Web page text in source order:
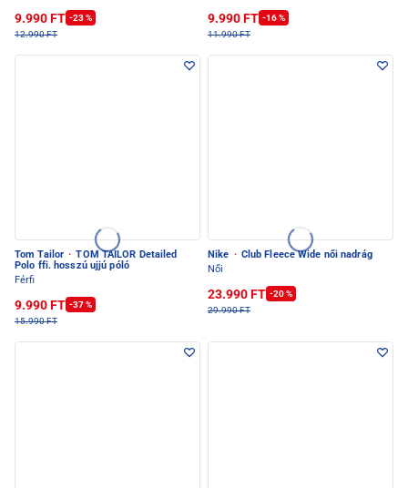
9.990 FT -23 %
12.990 FT
9.990 FT -16 %
11.990 FT
Tom Tailor · TOM TAILOR Detailed
Polo ffi. hosszú ujjú póló
Férfi
9.990 FT -37 %
15.990 FT
Nike · Club Fleece Wide női nadrág
Női
23.990 FT -20 %
29.990 FT